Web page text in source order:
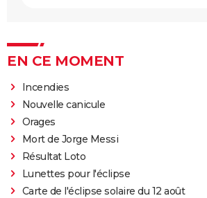
EN CE MOMENT
Incendies
Nouvelle canicule
Orages
Mort de Jorge Messi
Résultat Loto
Lunettes pour l'éclipse
Carte de l'éclipse solaire du 12 août